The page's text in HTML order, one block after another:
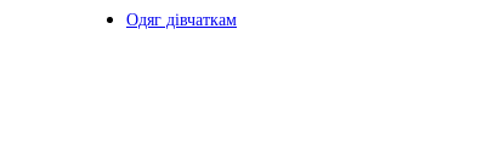
Одяг дівчаткам